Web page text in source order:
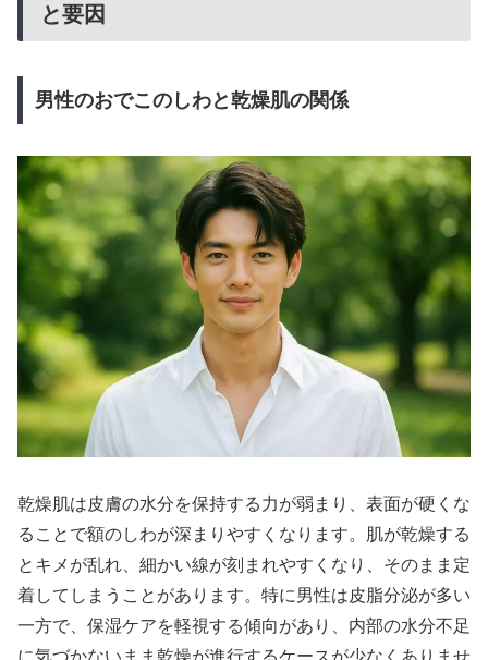
と要因
男性のおでこのしわと乾燥肌の関係
乾燥肌は皮膚の水分を保持する力が弱まり、表面が硬くな
ることで額のしわが深まりやすくなります。肌が乾燥する
とキメが乱れ、細かい線が刻まれやすくなり、そのまま定
着してしまうことがあります。特に男性は皮脂分泌が多い
一方で、保湿ケアを軽視する傾向があり、内部の水分不足